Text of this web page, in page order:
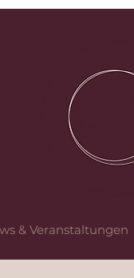
& Veranstaltungen